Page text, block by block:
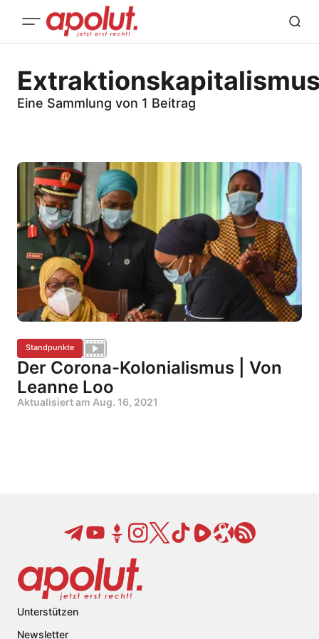
Eine Sammlung von 1 Beitrag
Standpunkte
Der Corona-Kolonialismus | Von
Leanne Loo
Aktualisiert am Aug. 16, 2021
Unterstützen
Newsletter